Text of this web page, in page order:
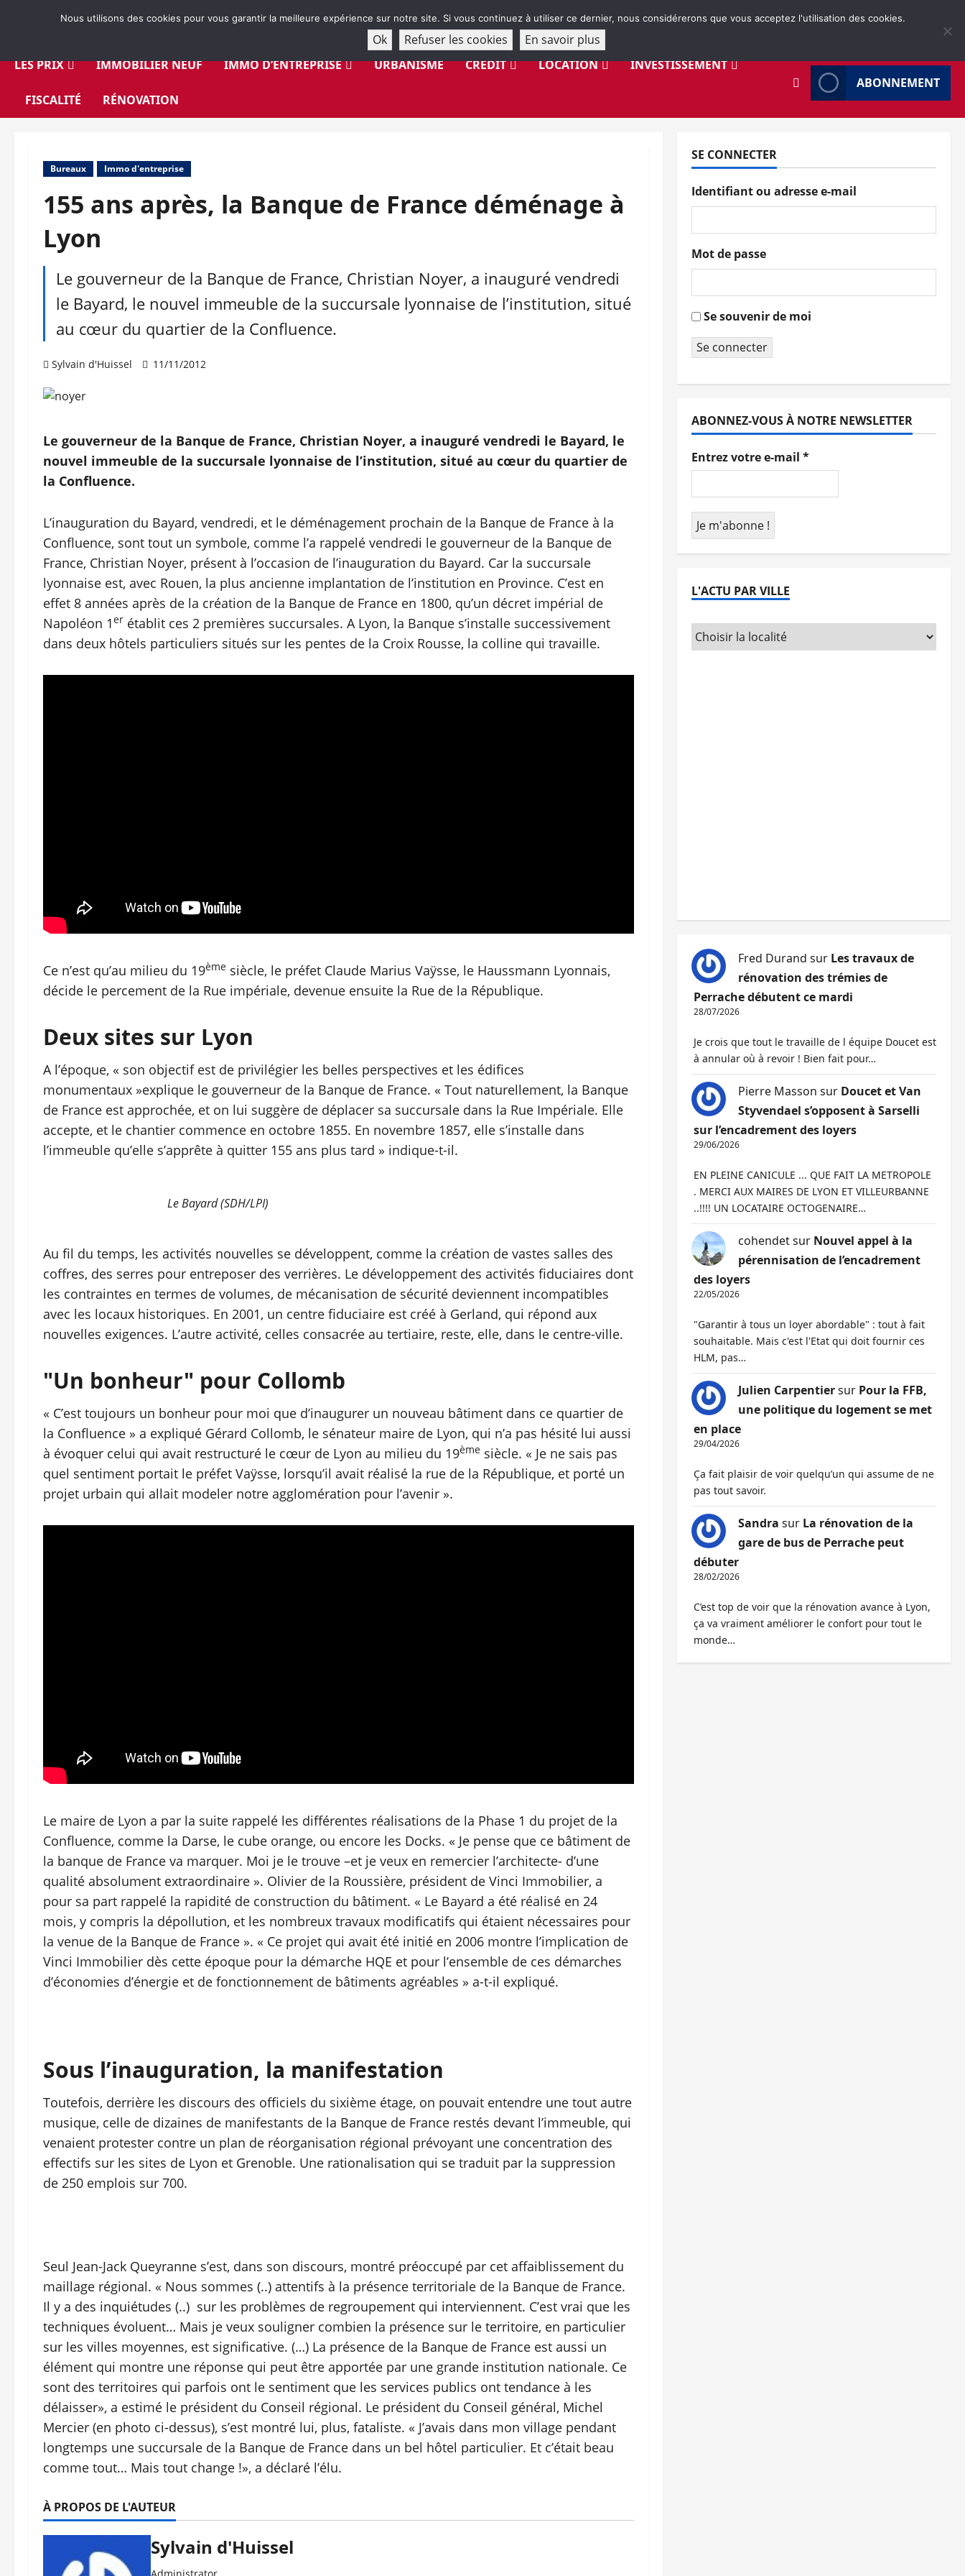
LES PRIX
IMMOBILIER NEUF IMMO D’ENTREPRISE URBANISME CRÉDIT LOCATION INVESTISSEMENT
FISCALITÉ RÉNOVATION
ABONNEMENT
Bureaux Immo d'entreprise
155 ans après, la Banque de France déménage à
Lyon
Le gouverneur de la Banque de France, Christian Noyer, a inauguré vendredi
le Bayard, le nouvel immeuble de la succursale lyonnaise de l’institution, situé
au cœur du quartier de la Confluence.
Sylvain d'Huissel 11/11/2012
Le gouverneur de la Banque de France, Christian Noyer, a inauguré vendredi le Bayard, le
nouvel immeuble de la succursale lyonnaise de l’institution, situé au cœur du quartier de
la Confluence.
L’inauguration du Bayard, vendredi, et le déménagement prochain de la Banque de France à la
Confluence, sont tout un symbole, comme l’a rappelé vendredi le gouverneur de la Banque de
France, Christian Noyer, présent à l’occasion de l’inauguration du Bayard. Car la succursale
lyonnaise est, avec Rouen, la plus ancienne implantation de l’institution en Province. C’est en
effet 8 années après de la création de la Banque de France en 1800, qu’un décret impérial de
Napoléon 1er établit ces 2 premières succursales. A Lyon, la Banque s’installe successivement
dans deux hôtels particuliers situés sur les pentes de la Croix Rousse, la colline qui travaille.
Ce n’est qu’au milieu du 19ème siècle, le préfet Claude Marius Vaÿsse, le Haussmann Lyonnais,
décide le percement de la Rue impériale, devenue ensuite la Rue de la République.
Deux sites sur Lyon
A l’époque, « son objectif est de privilégier les belles perspectives et les édifices
monumentaux »explique le gouverneur de la Banque de France. « Tout naturellement, la Banque
de France est approchée, et on lui suggère de déplacer sa succursale dans la Rue Impériale. Elle
accepte, et le chantier commence en octobre 1855. En novembre 1857, elle s’installe dans
l’immeuble qu’elle s’apprête à quitter 155 ans plus tard » indique-t-il.
Le Bayard (SDH/LPI)
Au fil du temps, les activités nouvelles se développent, comme la création de vastes salles des
coffres, des serres pour entreposer des verrières. Le développement des activités fiduciaires dont
les contraintes en termes de volumes, de mécanisation de sécurité deviennent incompatibles
avec les locaux historiques. En 2001, un centre fiduciaire est créé à Gerland, qui répond aux
nouvelles exigences. L’autre activité, celles consacrée au tertiaire, reste, elle, dans le centre-ville.
"Un bonheur" pour Collomb
« C’est toujours un bonheur pour moi que d’inaugurer un nouveau bâtiment dans ce quartier de
la Confluence » a expliqué Gérard Collomb, le sénateur maire de Lyon, qui n’a pas hésité lui aussi
à évoquer celui qui avait restructuré le cœur de Lyon au milieu du 19ème siècle. « Je ne sais pas
quel sentiment portait le préfet Vaÿsse, lorsqu’il avait réalisé la rue de la République, et porté un
projet urbain qui allait modeler notre agglomération pour l’avenir ».
Le maire de Lyon a par la suite rappelé les différentes réalisations de la Phase 1 du projet de la
Confluence, comme la Darse, le cube orange, ou encore les Docks. « Je pense que ce bâtiment de
la banque de France va marquer. Moi je le trouve –et je veux en remercier l’architecte- d’une
qualité absolument extraordinaire ». Olivier de la Roussière, président de Vinci Immobilier, a
pour sa part rappelé la rapidité de construction du bâtiment. « Le Bayard a été réalisé en 24
mois, y compris la dépollution, et les nombreux travaux modificatifs qui étaient nécessaires pour
la venue de la Banque de France ». « Ce projet qui avait été initié en 2006 montre l’implication de
Vinci Immobilier dès cette époque pour la démarche HQE et pour l’ensemble de ces démarches
d’économies d’énergie et de fonctionnement de bâtiments agréables » a-t-il expliqué.
Sous l’inauguration, la manifestation
Toutefois, derrière les discours des officiels du sixième étage, on pouvait entendre une tout autre
musique, celle de dizaines de manifestants de la Banque de France restés devant l’immeuble, qui
venaient protester contre un plan de réorganisation régional prévoyant une concentration des
effectifs sur les sites de Lyon et Grenoble. Une rationalisation qui se traduit par la suppression
de 250 emplois sur 700.
Seul Jean-Jack Queyranne s’est, dans son discours, montré préoccupé par cet affaiblissement du
maillage régional. « Nous sommes (..) attentifs à la présence territoriale de la Banque de France.
Il y a des inquiétudes (..) sur les problèmes de regroupement qui interviennent. C’est vrai que les
techniques évoluent… Mais je veux souligner combien la présence sur le territoire, en particulier
sur les villes moyennes, est significative. (…) La présence de la Banque de France est aussi un
élément qui montre une réponse qui peut être apportée par une grande institution nationale. Ce
sont des territoires qui parfois ont le sentiment que les services publics ont tendance à les
délaisser», a estimé le président du Conseil régional. Le président du Conseil général, Michel
Mercier (en photo ci-dessus), s’est montré lui, plus, fataliste. « J’avais dans mon village pendant
longtemps une succursale de la Banque de France dans un bel hôtel particulier. Et c’était beau
comme tout… Mais tout change !», a déclaré l’élu.
À PROPOS DE L'AUTEUR
Sylvain d'Huissel
SE CONNECTER
Identifiant ou adresse e-mail
Mot de passe
Se souvenir de moi
Se connecter
ABONNEZ-VOUS À NOTRE NEWSLETTER
Entrez votre e-mail *
L'ACTU PAR VILLE
Fred Durand sur Les travaux de
rénovation des trémies de
Perrache débutent ce mardi
28/07/2026
Je crois que tout le travaille de l équipe Doucet est
à annular où à revoir ! Bien fait pour…
Pierre Masson sur Doucet et Van
Styvendael s’opposent à Sarselli
sur l’encadrement des loyers
29/06/2026
EN PLEINE CANICULE ... QUE FAIT LA METROPOLE
. MERCI AUX MAIRES DE LYON ET VILLEURBANNE
..!!!! UN LOCATAIRE OCTOGENAIRE…
cohendetsur Nouvel appel à la
pérennisation de l’encadrement
des loyers
22/05/2026
"Garantir à tous un loyer abordable" : tout à fait
souhaitable. Mais c'est l'Etat qui doit fournir ces
HLM, pas…
Julien Carpentiersur Pour la FFB,
une politique du logement se met
en place
29/04/2026
Ça fait plaisir de voir quelqu’un qui assume de ne
pas tout savoir.
Sandra sur La rénovation de la
gare de bus de Perrache peut
débuter
28/02/2026
C’est top de voir que la rénovation avance à Lyon,
ça va vraiment améliorer le confort pour tout le
monde…
Nous utilisons des cookies pour vous garantir la meilleure expérience sur notre site. Si vous continuez à utiliser ce dernier, nous considérerons que vous acceptez l'utilisation des cookies.
Ok Refuser les cookies En savoir plus